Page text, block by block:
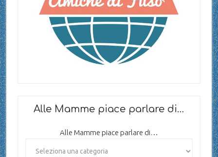
Alle Mamme piace parlare di…
Alle Mamme piace parlare di…